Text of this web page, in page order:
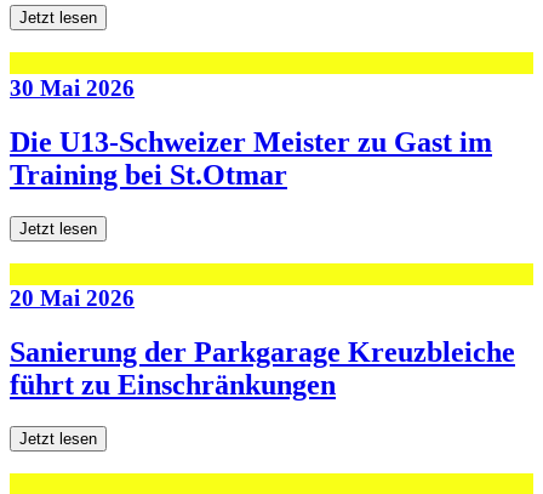
Jetzt lesen
30 Mai 2026
Die U13-Schweizer Meister zu Gast im
Training bei St.Otmar
Jetzt lesen
20 Mai 2026
Sanierung der Parkgarage Kreuzbleiche
führt zu Einschränkungen
Jetzt lesen